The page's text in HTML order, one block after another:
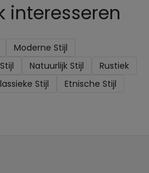
interesseren
Moderne Stijl
Natuurlijk Stijl
Rustiek
Stijl
Etnische Stijl